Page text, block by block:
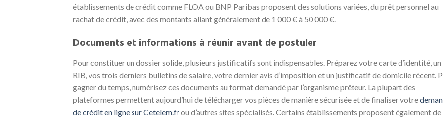
établissements de crédit comme FLOA ou BNP Paribas proposent des solutions variées, du prêt personnel au
rachat de crédit, avec des montants allant généralement de 1 000 € à 50 000 €.
Documents et informations à réunir avant de postuler
Pour constituer un dossier solide, plusieurs justificatifs sont indispensables. Préparez votre carte d’identité, un
RIB, vos trois derniers bulletins de salaire, votre dernier avis d’imposition et un justificatif de domicile récent.
gagner du temps, numérisez ces documents au format demandé par l’organisme prêteur. La plupart des
plateformes permettent aujourd’hui de télécharger vos pièces de manière sécurisée et de finaliser votre
de crédit en ligne sur Cetelem.frou d’autres sites spécialisés. Certains établissements proposent également de